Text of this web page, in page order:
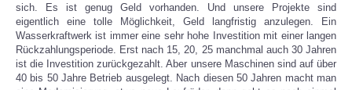
sich. Es ist genug Geld vorhanden. Und unsere Projekte sind
eigentlich eine tolle Möglichkeit, Geld langfristig anzulegen. Ein
Wasserkraftwerk ist immer eine sehr hohe Investition mit einer langen
Rückzahlungsperiode. Erst nach 15, 20, 25 manchmal auch 30 Jahren
ist die Investition zurückgezahlt. Aber unsere Maschinen sind auf über
40 bis 50 Jahre Betrieb ausgelegt. Nach diesen 50 Jahren macht man